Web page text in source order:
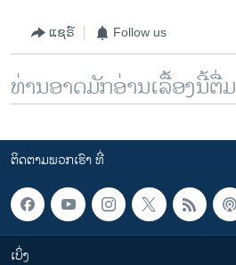
ແຊຣ໌ Follow us
ທ່ານອາດມັກອ່ານເລື້ອງນີ້ຕື່ມ
ຕິດຕາມພວກເຮົາ ທີ່
ເບິ່ງ